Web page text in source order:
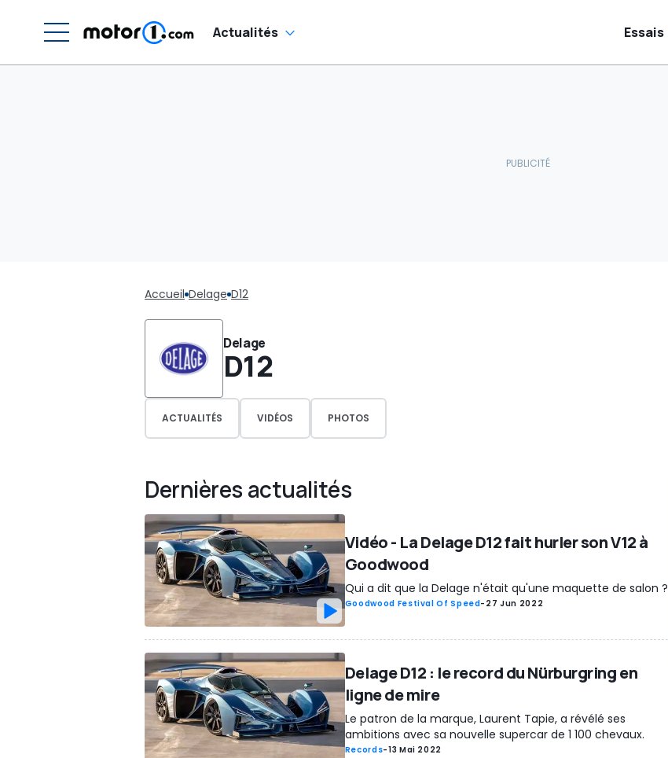
Actualités Essais
Accueil Delage D12
Delage
D12
ACTUALITÉS VIDÉOS PHOTOS
Dernières actualités
Vidéo - La Delage D12 fait hurler son V12 à
Goodwood
Qui a dit que la Delage n'était qu'une maquette de salon ?
Goodwood Festival Of Speed- 27 Jun 2022
Delage D12 : le record du Nürburgring en
ligne de mire
Le patron de la marque, Laurent Tapie, a révélé ses
ambitions avec sa nouvelle supercar de 1 100 chevaux.
Records-13 Mai 2022